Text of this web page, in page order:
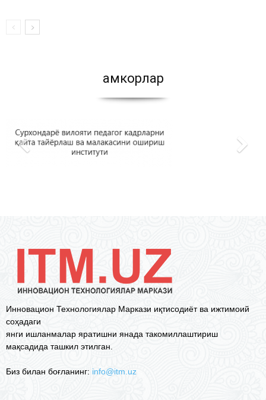
Ҳамкорлар
Инновацион Технологиялар Маркази иқтисодиёт ва ижтимоий
соҳадаги
янги ишланмалар яратишни янада такомиллаштириш
мақсадида ташкил этилган.
Биз билан боғланинг: info@itm.uz